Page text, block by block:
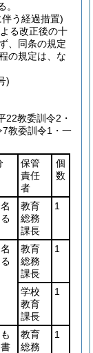
う経過措置)
る改正後の十
、同条の規定
の規定は、な
)
22教委訓令2・
教委訓令1・一
保管
責任
者
個
数
教育
総務
課長
1
教育
総務
課長
1
学校
教育
課長
1
教育
総務
1